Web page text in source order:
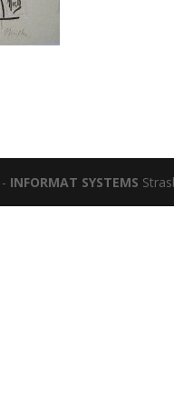
- INFORMAT SYSTEMS